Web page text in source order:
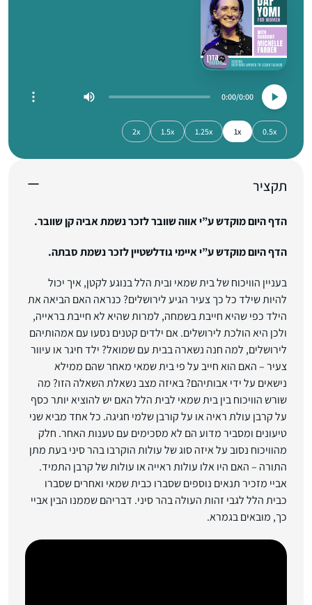
0:00
0:00
0.5x
1x
1.25x
1.5x
2x
תקציר
הדף היום מוקדש ע”י אווה שוובר לזכר נשמת אביה קן שוובר.
הדף היום מוקדש ע”י איימי גודלשטיין לזכר נשמת סבתה.
בעניין הוויכוח של בית שמאי ובית הלל בנוגע לקטן, איך יכול
להיות שילד כל כך צעיר הגיע לירושלים? כנראה האם הביאה את
הילד כפי שהיא חייבת בשמחה, למרות שהיא לא חייבת בראייה,
ולכן היא הולכת לירושלים. אם ילדים קטנים נסעו עם אמהותיהם
לירושלים, למה חנה נשארה בבית עם שמואל? ילד חיגר או עיוור
צעיר – האם הוא חייב על פי בית שמאי מאחר שהם ממילא
נישאים על ידי אבותיהם? באיזה מצב נשאלת השאלה הזו? מה
שורש הוויכוח בין בית שמאי לבית הלל האם יש להוציא יותר כסף
על קרבן עולת ראיה או על קורבן שלמי חגיגה. כל אחד מביא שני
טיעונים ומסביר מדוע הם לא מסכימים עם טענות האחר. חלק
מהוויכוח נסוב על איזה סוג של עולות הוקרבו בהר סיני בעת מתן
התורה – האם היו אלו עולות ראייה או עולות של קרבן התמיד.
אביי מזכיר תנאים נוספים שסברו כבית שמאי ואחרים שסברו
כבית הלל לגבי זהות העולה בהר סיני. דבריהם שממנו הבין אביי
כך, מובאים בגמרא.